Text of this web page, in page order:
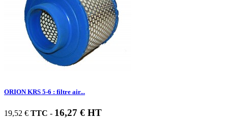
ORION KRS 5-6 : filtre air...
19,52 € TTC - 16,27 € HT